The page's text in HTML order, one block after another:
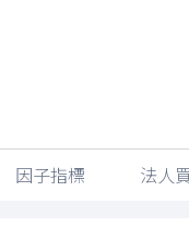
因子指標 法人